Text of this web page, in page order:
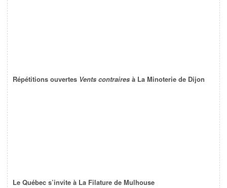
Répétitions ouvertes Vents contraires à La Minoterie de Dijon
Le Québec s’invite à La Filature de Mulhouse